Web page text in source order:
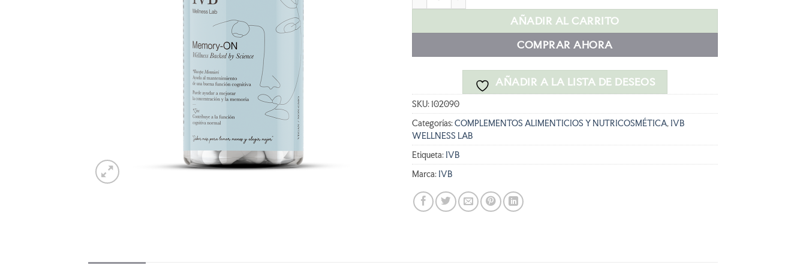
35,90 €.32,31 €.
AÑADIR AL CARRITO
COMPRAR AHORA
AÑADIR A LA LISTA DE DESEOS
SKU:102090
Categorías:COMPLEMENTOS ALIMENTICIOS Y NUTRICOSMÉTICA, IVB
WELLNESS LAB
Etiqueta: IVB
Marca: IVB